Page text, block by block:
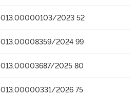
013.00000103/2023 52
013.00008359/2024 99
013.00003687/2025 80
013.00000331/2026 75